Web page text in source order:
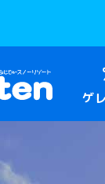
ゲ